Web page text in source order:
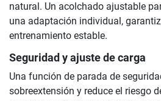
natural. Un acolchado ajustable
una adaptación individual,
entrenamiento estable.
Seguridad y ajuste de carga
Una función de parada de
sobreextensión y reduce el riesgo